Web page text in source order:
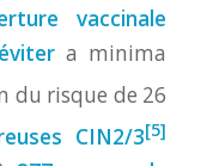
vaccinale
a minima
du risque de 26
CIN2/3[5]